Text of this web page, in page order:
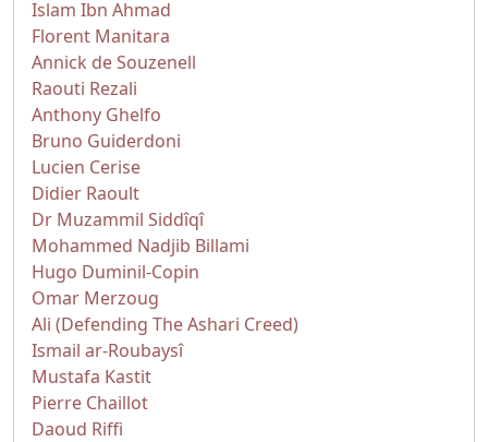
Islam Ibn Ahmad
Florent Manitara
Annick de Souzenell
Raouti Rezali
Anthony Ghelfo
Bruno Guiderdoni
Lucien Cerise
Didier Raoult
Dr Muzammil Siddîqî
Mohammed Nadjib Billami
Hugo Duminil-Copin
Omar Merzoug
Ali (Defending The Ashari Creed)
Ismail ar-Roubaysî
Mustafa Kastit
Pierre Chaillot
Daoud Riffi